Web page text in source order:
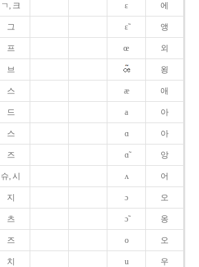
ㄱ, 크 ɛ 에
그 ɛ̃ 앵
프 œ 외
브 욍
스 æ 애
드 a 아
스 ɑ 아
즈 ɑ̃ 앙
슈, 시 ʌ 어
지 ɔ 오
츠 ɔ̃ 옹
즈 o 오
치 u 우